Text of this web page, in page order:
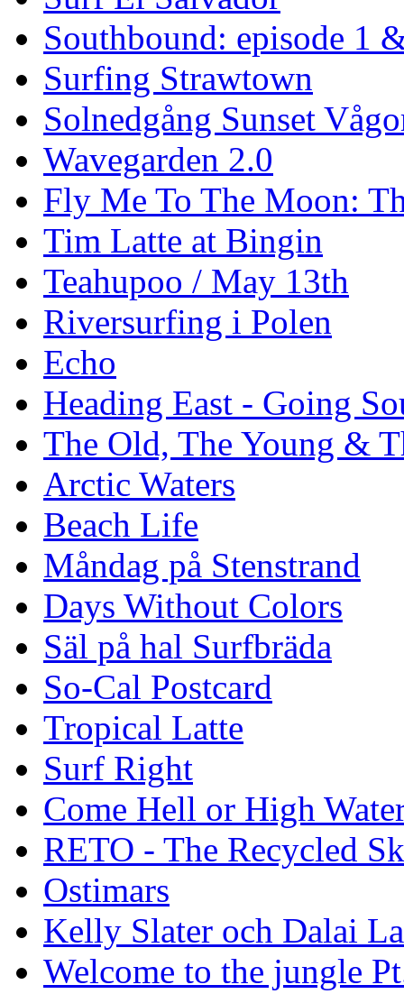
Southbound: episode 1
Surfing Strawtown
Solnedgång Sunset
Wavegarden 2.0
Fly Me To The Moon:
Tim Latte at Bingin
Teahupoo / May 13th
Riversurfing i Polen
Echo
Heading East - Going
The Old, The Young &
Arctic Waters
Beach Life
Måndag på Stenstrand
Days Without Colors
Säl på hal Surfbräda
So-Cal Postcard
Tropical Latte
Surf Right
Come Hell or High
RETO - The Recycled
Ostimars
Kelly Slater och Dalai
Welcome to the jungle